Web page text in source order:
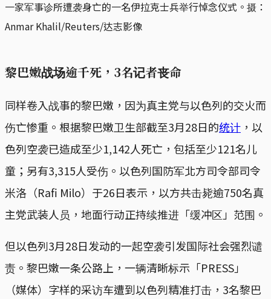
一家军事诊所遭袭身亡的一名伊拉克士兵举行悼念仪式。摄：
Anmar Khalil/Reuters/达志影像
黎巴嫩战场逾千死，3名记者丧命
同样卷入战事的黎巴嫩，因为真主党与以色列的交火而
伤亡惨重。根据黎巴嫩卫生部截至3月28日的统计 ，以
色列空袭已造成至少1,142人死亡，包括至少121名儿
童；另有3,315人受伤。以色列国防军北方司令部司令
米洛（Rafi Milo）于26日表示，以方共击毙逾750名真
主党武装人员，地面行动正持续推进「缓冲区」范围。
但以色列3月28日发动的一起空袭引发国际社会强烈谴
责。黎巴嫩一条公路上，一辆清晰标示「PRESS」
（媒体）字样的采访车遭到以色列精准打击，3名黎巴